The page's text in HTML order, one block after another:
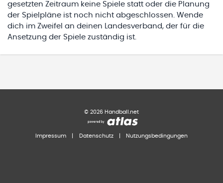
gesetzten Zeitraum keine Spiele statt oder die Planung
der Spielpläne ist noch nicht abgeschlossen. Wende
dich im Zweifel an deinen Landesverband, der für die
Ansetzung der Spiele zuständig ist.
© 2026 Handball.net
Impressum Datenschutz Nutzungsbedingungen